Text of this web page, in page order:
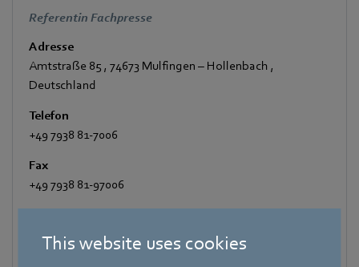
This website uses cookies
Referentin Fachpresse
Adresse
Amtstraße 85 , 74673 Mulfingen – Hollenbach ,
Deutschland
Telefon
+49 7938 81-7006
Fax
+49 7938 81-97006
Katrin.Lindner@de.ebmpapst.com